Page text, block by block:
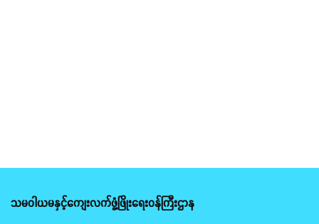
သမဝါယမနှင့်ကျေးလက်ဖွံ့ဖြိုးရေးဝန်ကြီးဌာန